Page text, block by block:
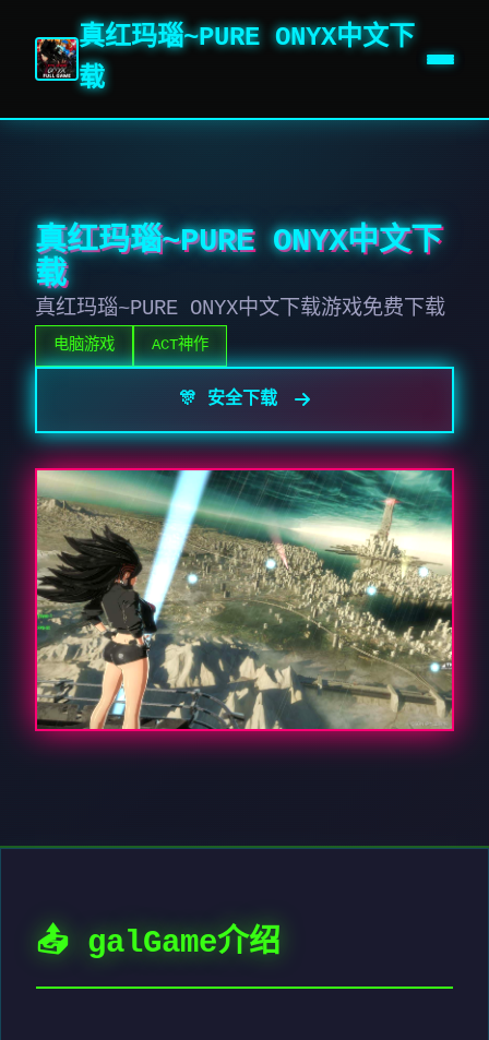
真红玛瑙~PURE ONYX中文下
载
真红玛瑙~PURE ONYX中文下
载
真红玛瑙~PURE ONYX中文下载游戏免费下载
电脑游戏 ACT神作
🎊 安全下载
📤 galGame介绍